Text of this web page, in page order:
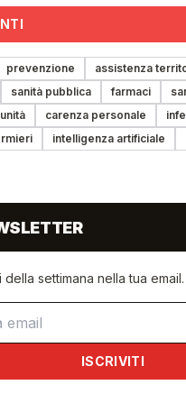
prevenzione assistenza
sanità pubblica farmaci
carenza personale
intelligenza artificiale
della settimana nella tua
ISCRIVITI